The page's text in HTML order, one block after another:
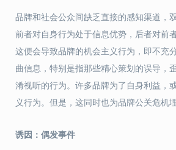
品牌和社会公众间缺乏直接的感知渠道，
前者对自身行为处于信息优势，后者对前
这便会导致品牌的机会主义行为，即不充
曲信息，特别是指那些精心策划的误导，
淆视听的行为。许多品牌为了自身利益，
义行为。但是，这同时也为品牌公关危机
诱因：偶发事件